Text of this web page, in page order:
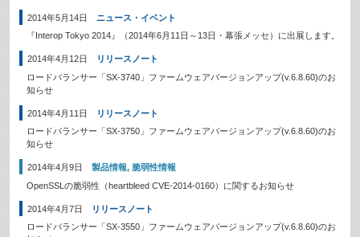
2014年5月14日
ニュース・イベント
『Interop Tokyo 2014』（2014年6月11日～13日・幕張メッセ）に出展します。
2014年4月12日
リリースノート
ロードバランサー「SX-3740」ファームウェアバージョンアップ(v.6.8.60)のお
知らせ
2014年4月11日
リリースノート
ロードバランサー「SX-3750」ファームウェアバージョンアップ(v.6.8.60)のお
知らせ
2014年4月9日 製品情報, 脆弱性情報
OpenSSLの脆弱性（heartbleed CVE-2014-0160）に関するお知らせ
2014年4月7日
リリースノート
ロードバランサー「SX-3550」ファームウェアバージョンアップ(v.6.8.60)のお